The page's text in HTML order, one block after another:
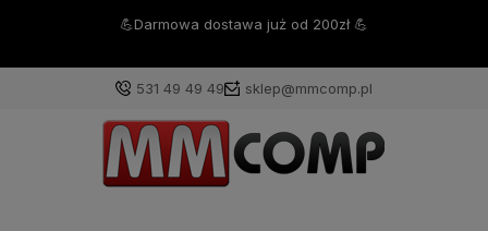
🔥 Gwarancja najniższej ceny od zawsze i na zawsze w MMCOMP
531 49 49 49 sklep@mmcomp.pl